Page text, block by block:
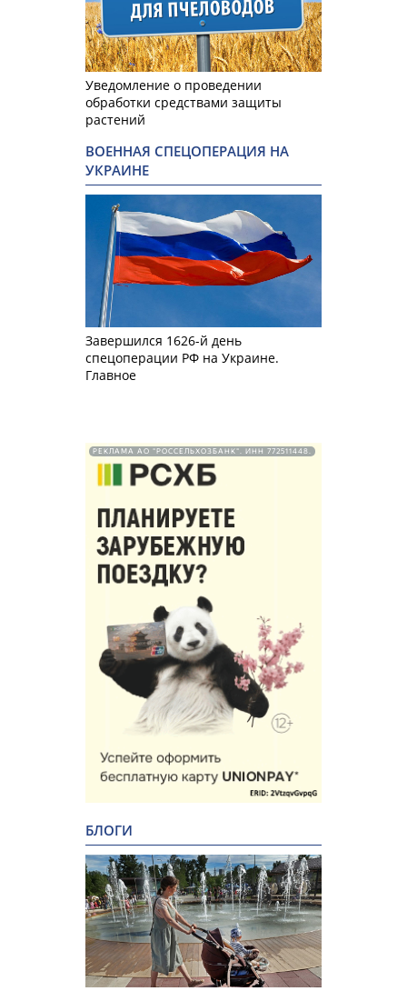
Уведомление о проведении
обработки средствами защиты
растений
ВОЕННАЯ СПЕЦОПЕРАЦИЯ НА
УКРАИНЕ
Завершился 1626-й день
спецоперации РФ на Украине.
Главное
РЕКЛАМА АО "РОССЕЛЬХОЗБАНК". ИНН 772511448.
БЛОГИ